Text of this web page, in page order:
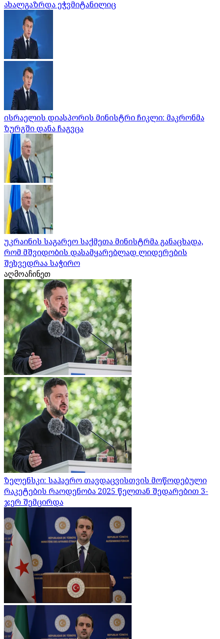
ახალგაზრდა ეჭვმიტანილიც
ისრაელის დიასპორის მინისტრი ჩიკლი: მაკრონმა
ზურგში დანა ჩაგვცა
უკრაინის საგარეო საქმეთა მინისტრმა განაცხადა,
რომ მშვიდობის დასამყარებლად ლიდერების
შეხვედრაა საჭირო
აღმოაჩინეთ
ზელენსკი: საჰაერო თავდაცვისთვის მოწოდებული
რაკეტების რაოდენობა 2025 წელთან შედარებით 3-
ჯერ შემცირდა